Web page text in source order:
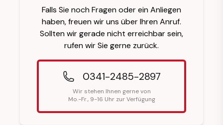
Falls Sie noch Fragen oder ein Anliegen
haben, freuen wir uns über Ihren Anruf.
Sollten wir gerade nicht erreichbar sein,
rufen wir Sie gerne zurück.
0341-2485-2897
Wir stehen Ihnen gerne von
Mo.-Fr., 9-16 Uhr zur Verfügung